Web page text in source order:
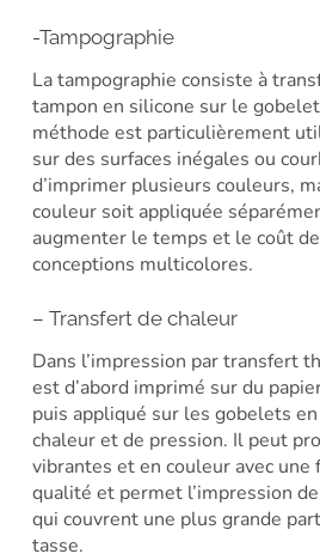
-Tampographie
La tampographie consiste à
tampon en silicone sur le
méthode est particulièrement
sur des surfaces inégales ou
d’imprimer plusieurs couleurs,
couleur soit appliquée
augmenter le temps et le coût
conceptions multicolores.
– Transfert de chaleur
Dans l’impression par transfert
est d’abord imprimé sur du
puis appliqué sur les gobelets
chaleur et de pression. Il peut
vibrantes et en couleur avec une
qualité et permet l’impression
qui couvrent une plus grande
tasse.